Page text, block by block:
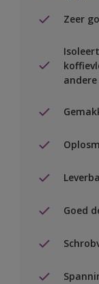
Zeer
Goed